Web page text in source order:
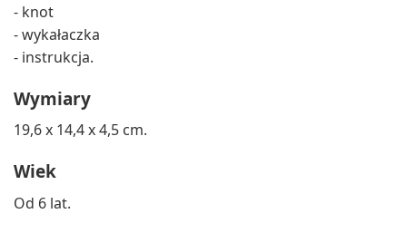
- knot
- wykałaczka
- instrukcja.
Wymiary
19,6 x 14,4 x 4,5 cm.
Wiek
Od 6 lat.